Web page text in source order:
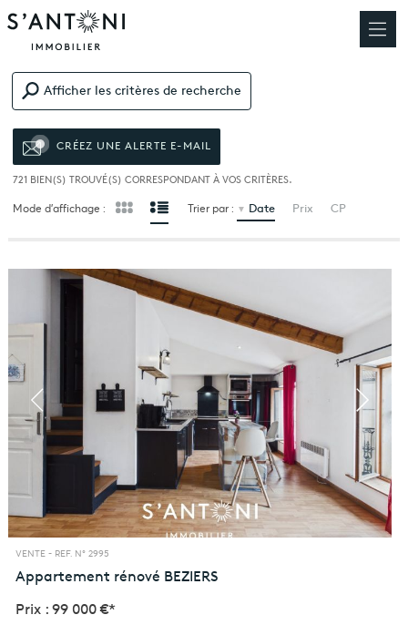
Afficher les critères de recherche
CRÉEZ UNE ALERTE E-MAIL
721 BIEN(S) TROUVÉ(S) CORRESPONDANT À VOS CRITÈRES.
Mode d’affichage : Trier par : Date Prix CP
VENTE - REF. N° 2995
Appartement rénové BEZIERS
Prix : 99 000 €*